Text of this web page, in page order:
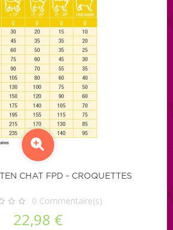
CHAT FPD - CROQUETTES
0 Commentaire(s)
22,98 €